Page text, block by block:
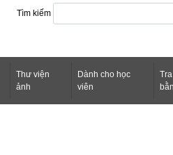
Tìm kiếm
Thư viện
ảnh
Dành cho học
viên